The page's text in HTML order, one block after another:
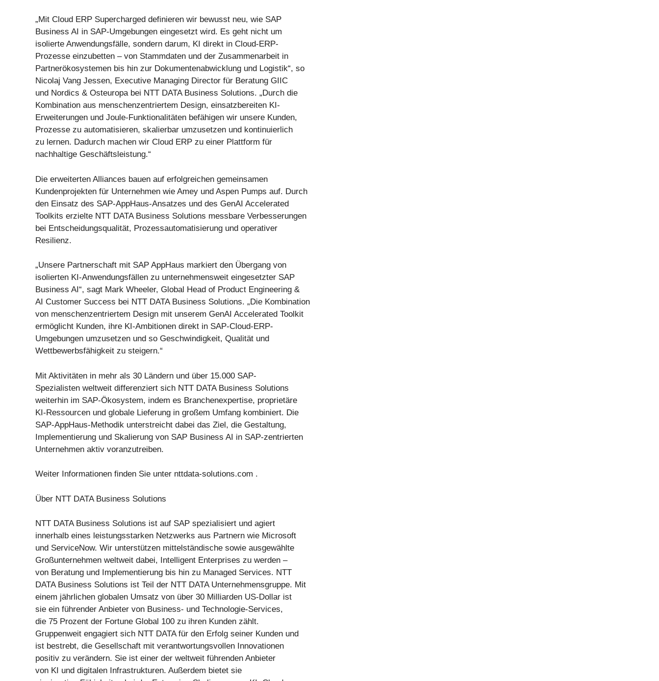
„Mit Cloud ERP Supercharged definieren wir bewusst neu, wie SAP
Business AI in SAP-Umgebungen eingesetzt wird. Es geht nicht um
isolierte Anwendungsfälle, sondern darum, KI direkt in Cloud-ERP-
Prozesse einzubetten – von Stammdaten und der Zusammenarbeit in
Partnerökosystemen bis hin zur Dokumentenabwicklung und Logistik“, so
Nicolaj Vang Jessen, Executive Managing Director für Beratung GIIC
und Nordics & Osteuropa bei NTT DATA Business Solutions. „Durch die
Kombination aus menschenzentriertem Design, einsatzbereiten KI-
Erweiterungen und Joule-Funktionalitäten befähigen wir unsere Kunden,
Prozesse zu automatisieren, skalierbar umzusetzen und kontinuierlich
zu lernen. Dadurch machen wir Cloud ERP zu einer Plattform für
nachhaltige Geschäftsleistung.“
Die erweiterten Alliances bauen auf erfolgreichen gemeinsamen
Kundenprojekten für Unternehmen wie Amey und Aspen Pumps auf. Durch
den Einsatz des SAP-AppHaus-Ansatzes und des GenAI Accelerated
Toolkits erzielte NTT DATA Business Solutions messbare Verbesserungen
bei Entscheidungsqualität, Prozessautomatisierung und operativer
Resilienz.
„Unsere Partnerschaft mit SAP AppHaus markiert den Übergang von
isolierten KI-Anwendungsfällen zu unternehmensweit eingesetzter SAP
Business AI“, sagt Mark Wheeler, Global Head of Product Engineering &
AI Customer Success bei NTT DATA Business Solutions. „Die Kombination
von menschenzentriertem Design mit unserem GenAI Accelerated Toolkit
ermöglicht Kunden, ihre KI-Ambitionen direkt in SAP-Cloud-ERP-
Umgebungen umzusetzen und so Geschwindigkeit, Qualität und
Wettbewerbsfähigkeit zu steigern.“
Mit Aktivitäten in mehr als 30 Ländern und über 15.000 SAP-
Spezialisten weltweit differenziert sich NTT DATA Business Solutions
weiterhin im SAP-Ökosystem, indem es Branchenexpertise, proprietäre
KI-Ressourcen und globale Lieferung in großem Umfang kombiniert. Die
SAP-AppHaus-Methodik unterstreicht dabei das Ziel, die Gestaltung,
Implementierung und Skalierung von SAP Business AI in SAP-zentrierten
Unternehmen aktiv voranzutreiben.
Weiter Informationen finden Sie unter nttdata-solutions.com .
Über NTT DATA Business Solutions
NTT DATA Business Solutions ist auf SAP spezialisiert und agiert
innerhalb eines leistungsstarken Netzwerks aus Partnern wie Microsoft
und ServiceNow. Wir unterstützen mittelständische sowie ausgewählte
Großunternehmen weltweit dabei, Intelligent Enterprises zu werden –
von Beratung und Implementierung bis hin zu Managed Services. NTT
DATA Business Solutions ist Teil der NTT DATA Unternehmensgruppe. Mit
einem jährlichen globalen Umsatz von über 30 Milliarden US-Dollar ist
sie ein führender Anbieter von Business- und Technologie-Services,
die 75 Prozent der Fortune Global 100 zu ihren Kunden zählt.
Gruppenweit engagiert sich NTT DATA für den Erfolg seiner Kunden und
ist bestrebt, die Gesellschaft mit verantwortungsvollen Innovationen
positiv zu verändern. Sie ist einer der weltweit führenden Anbieter
von KI und digitalen Infrastrukturen. Außerdem bietet sie